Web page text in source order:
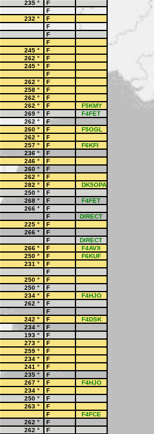
235 °
F
F
232 °
F
F
F
F
245 °
F
262 °
F
245 °
F
F
262 °
F
258 °
F
262 °
F
262 ° F
F5KMY
269 ° F
F4FET
262 °
F
260 ° F
F5OGL
262 °
F
257 ° F
F6KFI
236°
F
246 °
F
260 °
F
262 °
F
282 ° F
DK5OPA
250 °
F
268 ° F
F4FET
266 °
F
F
DIRECT
225 °
F
266 °
F
F
DIRECT
266 ° F
F4AVX
250 ° F
F6KUF
231 °
F
F
250 °
F
250 °
F
234 ° F
F4HJO
262 °
F
F
242 ° F
F4DSK
234 °
F
193 °
F
273 °
F
259 °
F
234 °
F
241 °
F
235 °
F
267 ° F
F4HJO
234 °
F
250 °
F
263 °
F
F
F4FCE
262 °
F
262 °
F